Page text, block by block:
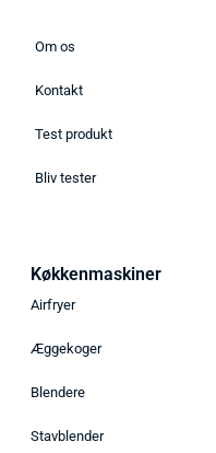
Om os
Kontakt
Test produkt
Bliv tester
Bedste Køkkenvægte
Køkkenmaskiner
Airfryer
Æggekoger
Blendere
Stavblender